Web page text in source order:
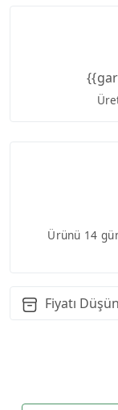
Ürünü 14
Fiyatı